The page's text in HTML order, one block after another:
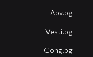
Abv.bg
Vesti.bg
Gong.bg